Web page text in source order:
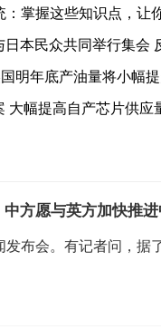
掌握这些知识点，让
大幅提高自产芯片供应
方愿与英方加快推
发布会。有记者问，据